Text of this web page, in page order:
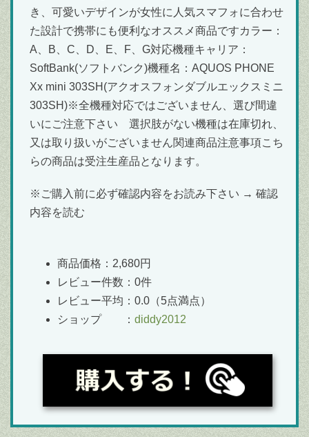
き、可愛いデザインが女性に人気スマフォに合わせ
た設計で携帯にも便利なオススメ商品ですカラー：
A、B、C、D、E、F、G対応機種キャリア：
SoftBank(ソフトバンク)機種名：AQUOS PHONE
Xx mini 303SH(アクオスフォンダブルエックスミニ
303SH)※全機種対応ではございません、選び間違
いにご注意下さい 選択肢がない機種は在庫切れ、
又は取り扱いがございません関連商品注意事項こち
らの商品は受注生産品となります。
※ご購入前に必ず確認内容をお読み下さい → 確認
内容を読む
商品価格：2,680円
レビュー件数：0件
レビュー平均：0.0（5点満点）
ショップ ： diddy2012